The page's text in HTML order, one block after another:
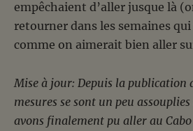
empêchaient d’aller jusque là
retourner dans les semaines
comme on aimerait bien aller
Mise à jour: Depuis la publication
mesures se sont un peu
avons finalement pu aller au